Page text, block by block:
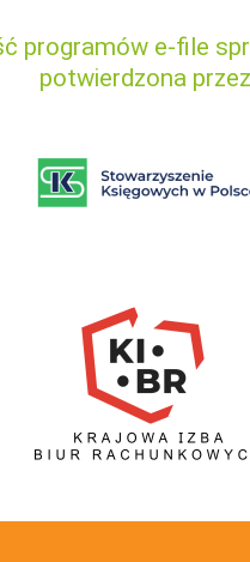
programów e-file
potwierdzona